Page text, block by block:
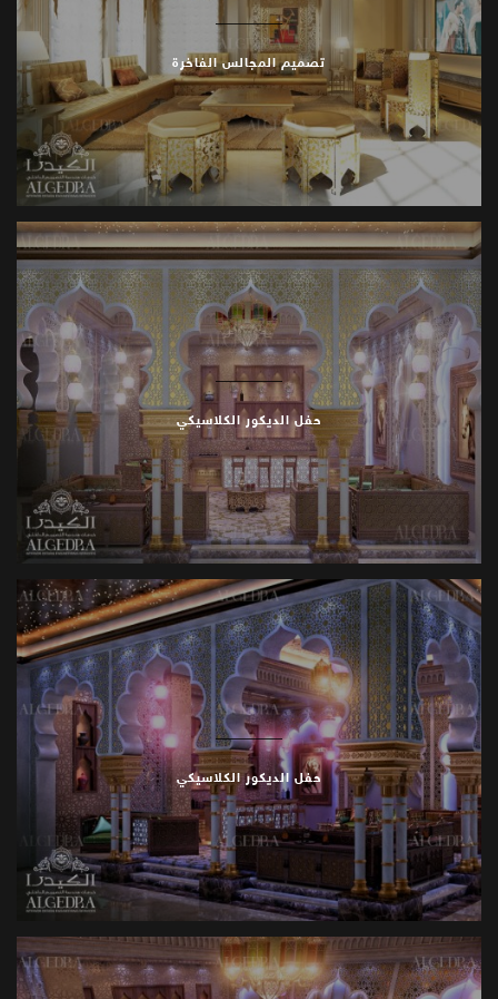
تصميم المجالس الفاخرة
حفل الديكور الكلاسيكي
حفل الديكور الكلاسيكي